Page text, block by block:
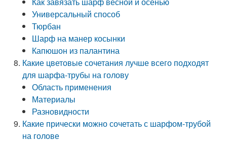
Универсальный способ
Тюрбан
Шарф на манер косынки
Капюшон из палантина
Какие цветовые сочетания лучше всего подходят
для шарфа-трубы на голову
Область применения
Материалы
Разновидности
Какие прически можно сочетать с шарфом-трубой
на голове